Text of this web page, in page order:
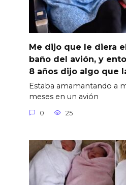
Me dijo que le diera
baño del avión, y
8 años dijo algo que
Estaba amamantando a
meses en un avión
0 25